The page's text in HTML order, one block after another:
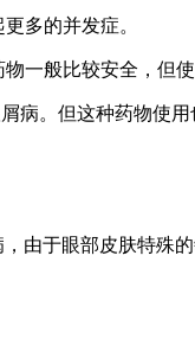
多的并发症。
一般比较安全，但
病。但这种药物使用
由于眼部皮肤特殊